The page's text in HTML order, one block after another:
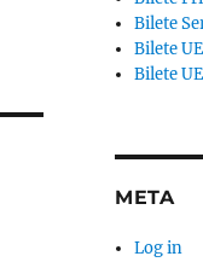
Bilete
Bilete
Bilete
META
Log in